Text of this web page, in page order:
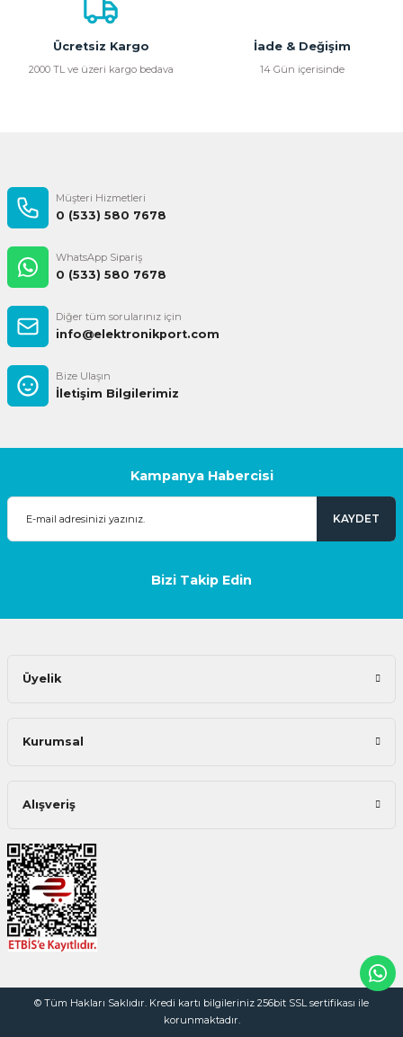
Ürün fiyatı diğer sitelerden daha pahalı.
Bu ürüne benzer farklı alternatifler olmalı.
Ücretsiz Kargo
2000 TL ve üzeri kargo bedava
İade & Değişim
14 Gün içerisinde
Müşteri Hizmetleri
0 (533) 580 7678
WhatsApp Sipariş
0 (533) 580 7678
Diğer tüm sorularınız için
info@elektronikport.com
Bize Ulaşın
İletişim Bilgilerimiz
Kampanya Habercisi
KAYDET
Bizi Takip Edin
Üyelik
Kurumsal
Alışveriş
© Tüm Hakları Saklıdır. Kredi kartı bilgileriniz 256bit SSL sertifikası ile
korunmaktadır.